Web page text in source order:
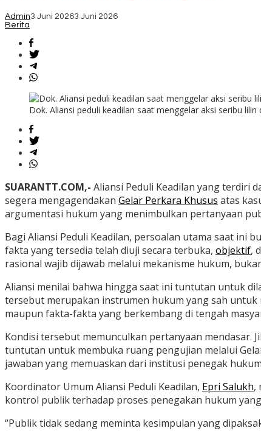
Admin3 Juni 20263 Juni 2026
Berita
Dok. Aliansi peduli keadilan saat menggelar aksi seribu
SUARANTT.COM,- Aliansi Peduli Keadilan yang terdiri
segera mengagendakan Gelar Perkara Khusus atas
argumentasi hukum yang menimbulkan pertanyaan
Bagi Aliansi Peduli Keadilan, persoalan utama saat ini
fakta yang tersedia telah diuji secara terbuka, objektif,
rasional wajib dijawab melalui mekanisme hukum,
Aliansi menilai bahwa hingga saat ini tuntutan untuk
tersebut merupakan instrumen hukum yang sah
maupun fakta-fakta yang berkembang di tengah
Kondisi tersebut memunculkan pertanyaan mendasar.
tuntutan untuk membuka ruang pengujian melalui
jawaban yang memuaskan dari institusi penegak
Koordinator Umum Aliansi Peduli Keadilan, Epri Salukh,
kontrol publik terhadap proses penegakan hukum
“Publik tidak sedang meminta kesimpulan yang